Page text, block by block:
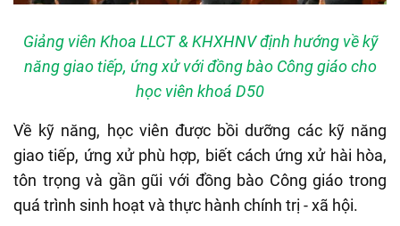
Giảng viên Khoa LLCT & KHXHNV định hướng về kỹ
năng giao tiếp, ứng xử với đồng bào Công giáo cho
học viên khoá D50
Về kỹ năng, học viên được bồi dưỡng các kỹ năng
giao tiếp, ứng xử phù hợp, biết cách ứng xử hài hòa,
tôn trọng và gần gũi với đồng bào Công giáo trong
quá trình sinh hoạt và thực hành chính trị - xã hội.